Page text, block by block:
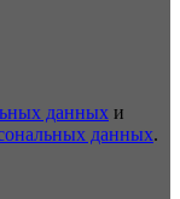
данных и
данных.